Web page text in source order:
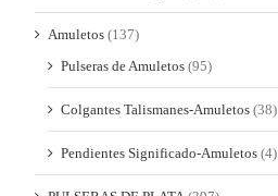
Amuletos (137)
Pulseras de Amuletos (95)
Colgantes Talismanes-Amuletos (38)
Pendientes Significado-Amuletos (4)